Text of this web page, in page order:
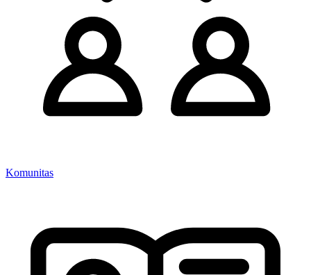
Komunitas